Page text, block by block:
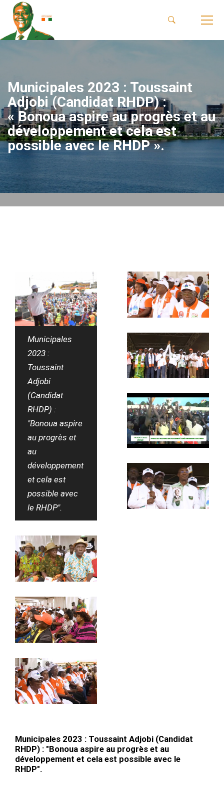
Municipales 2023 : Toussaint
Adjobi (Candidat RHDP) :
« Bonoua aspire au progrès et au
développement et cela est
possible avec le RHDP ».
Municipales
2023 :
Toussaint
Adjobi
(Candidat
RHDP) :
"Bonoua aspire
au progrès et
au
développement
et cela est
possible avec
le RHDP".
Municipales 2023 : Toussaint Adjobi (Candidat
RHDP) : "Bonoua aspire au progrès et au
développement et cela est possible avec le
RHDP".